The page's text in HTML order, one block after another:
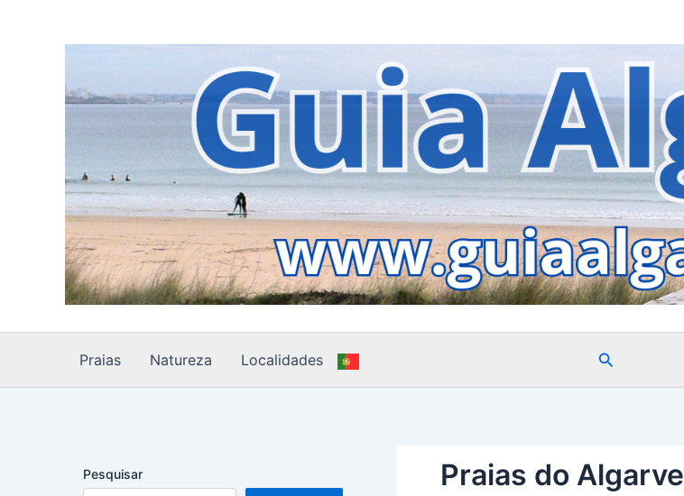
Praias Natureza Localidades Search
Pesquisar Praias do Algarve